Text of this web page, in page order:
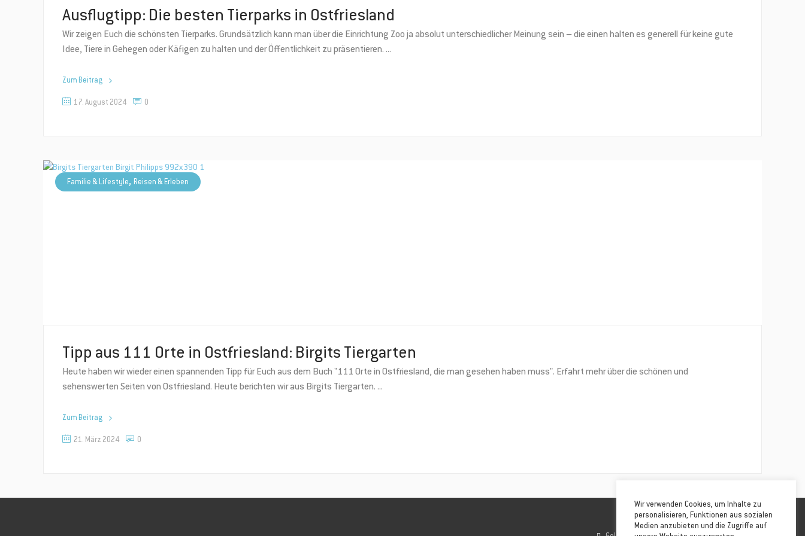
Ausflugtipp: Die besten Tierparks in Ostfriesland
Wir zeigen Euch die schönsten Tierparks. Grundsätzlich kann man über die Einrichtung Zoo ja absolut unterschiedlicher Meinung sein – die einen halten es generell für keine gute
Idee, Tiere in Gehegen oder Käfigen zu halten und der Öffentlichkeit zu präsentieren.
Zum Beitrag
17. August 2024 0
Familie & Lifestyle, Reisen & Erleben
Tipp aus 111 Orte in Ostfriesland: Birgits Tiergarten
Heute haben wir wieder einen spannenden Tipp für Euch aus dem Buch "111 Orte in Ostfriesland, die man gesehen haben muss". Erfahrt mehr über die schönen und
sehenswerten Seiten von Ostfriesland. Heute berichten wir aus Birgits Tiergarten.
Zum Beitrag
21. März 2024 0
Wir verwenden Cookies, um Inhalte zu
personalisieren, Funktionen aus sozialen
Medien anzubieten und die Zugriffe auf